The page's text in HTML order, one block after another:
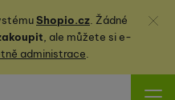
Shopio.cz. Žádné
, ale můžete sie-
administrace.
Zavřít